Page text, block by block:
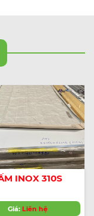
INOX 310S
Giá: Liên hệ